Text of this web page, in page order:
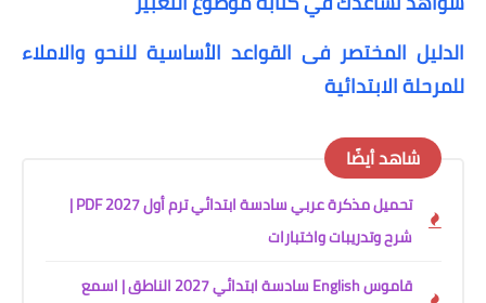
الدليل المختصر فى القواعد الأساسية للنحو والاملاء
للمرحلة الابتدائية
شاهد أيضًا
تحميل مذكرة عربي سادسة ابتدائي ترم أول 2027 PDF |
شرح وتدريبات واختبارات
قاموس English سادسة ابتدائي 2027 الناطق | اسمع